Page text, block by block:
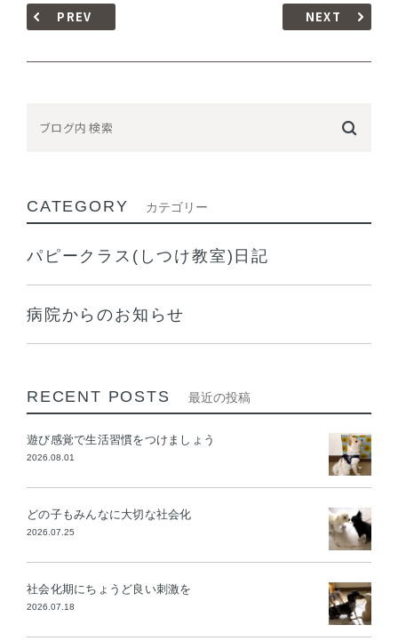
PREV NEXT
CATEGORY カテゴリー
パピークラス(しつけ教室)日記
病院からのお知らせ
RECENT POSTS 最近の投稿
遊び感覚で生活習慣をつけましょう
2026.08.01
どの子もみんなに大切な社会化
2026.07.25
社会化期にちょうど良い刺激を
2026.07.18